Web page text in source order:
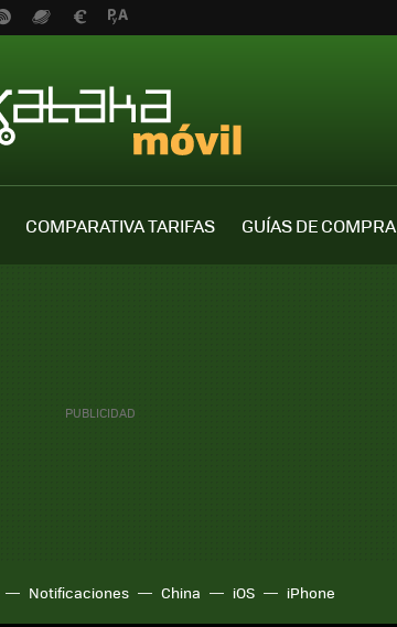
COMPARATIVA TARIFAS
GUÍAS DE COMPRA
Notificaciones China iOS iPhone